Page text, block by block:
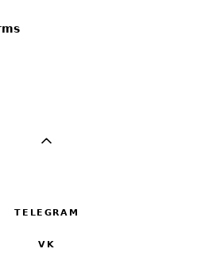
TELEGRAM
VK